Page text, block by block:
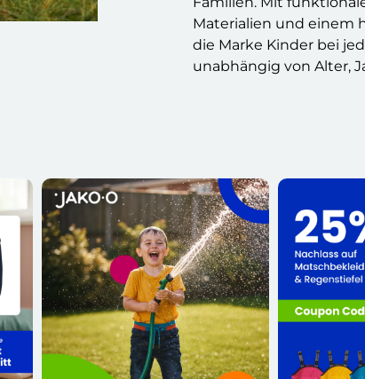
Materialien und einem
die Marke Kinder bei
unabhängig von Alter,